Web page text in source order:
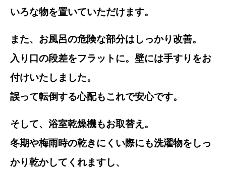
いろな物を置いていただけます。
また、お風呂の危険な部分はしっかり改善。
入り口の段差をフラットに。壁には手すりをお
付けいたしました。
誤って転倒する心配もこれで安心です。
そして、浴室乾燥機もお取替え。
冬期や梅雨時の乾きにくい際にも洗濯物をしっ
かり乾かしてくれますし、